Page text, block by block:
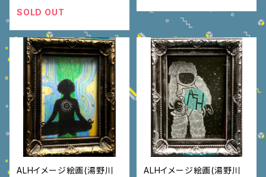
SOLD OUT
ALHイメージ絵画(湯野川
ALHイメージ絵画(湯野川